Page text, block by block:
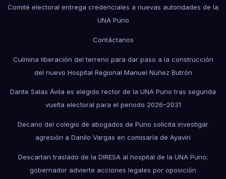
Comité electoral entrega credenciales a nuevas autoridades de la
UNA Puno
Contáctanos
Culmina liberación del terreno para dar paso a la construcción
del nuevo Hospital Regional Manuel Núñez Butrón
Dante Salas Ávila es elegido rector de la UNA Puno tras segunda
vuelta electoral para el periodo 2026–2031
Decano del colegio de abogados de Puno solicita investigar
agresión a Danilo Vargas en comisaría de Ayaviri
Descartan traslado de la DIRESA al hospital de la UNA Puno;
gobernador advierte acciones legales por oposición